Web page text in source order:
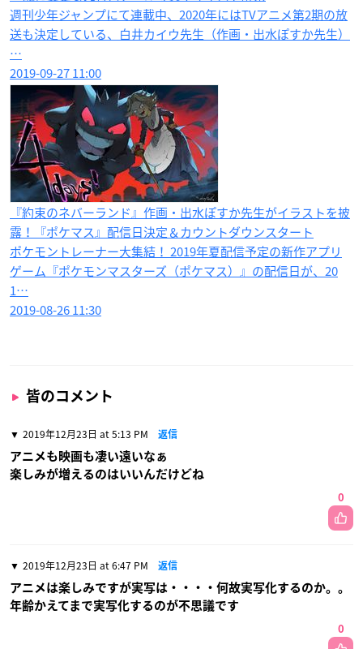
週刊少年ジャンプにて連載中、2020年にはTVアニメ第2期の放
送も決定している、白井カイウ先生（作画・出水ぽすか先生）
…
2019-09-27 11:00
『約束のネバーランド』作画・出水ぽすか先生がイラストを披
露！『ポケマス』配信日決定＆カウントダウンスタート
ポケモントレーナー大集結！ 2019年夏配信予定の新作アプリ
ゲーム『ポケモンマスターズ（ポケマス）』の配信日が、20
1…
2019-08-26 11:30
皆のコメント
2019年12月23日 at 5:13 PM 返信
アニメも映画も凄い遠いなぁ
楽しみが増えるのはいいんだけどね
0
2019年12月23日 at 6:47 PM 返信
アニメは楽しみですが実写は・・・・何故実写化するのか。。
年齢かえてまで実写化するのが不思議です
0